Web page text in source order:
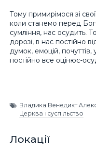
Тому примирімося зі
коли станемо перед
сумління, нас осудить.
дорозі, в нас постійно
думок, емоцій,
постійно все оцінює-
Владика Венедикт
Церква і суспільство
Локації